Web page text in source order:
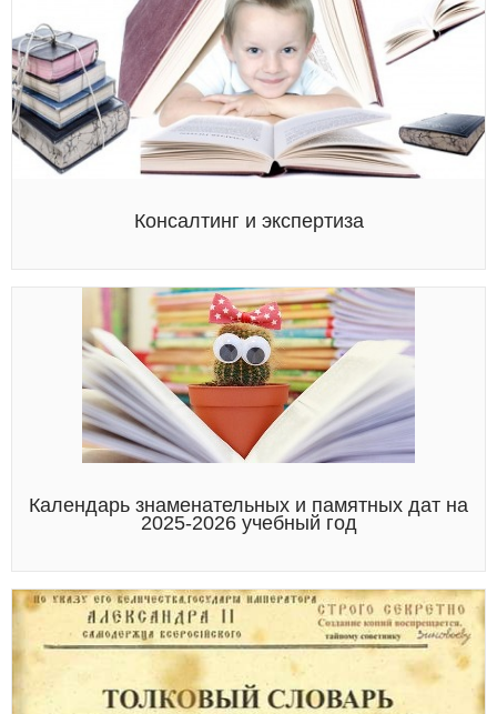
Консалтинг и экспертиза
Календарь знаменательных и памятных дат на
2025-2026 учебный год